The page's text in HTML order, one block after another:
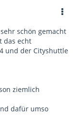
schön gemacht
das echt
und der Cityshuttle
ziemlich
dafür umso